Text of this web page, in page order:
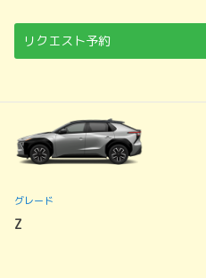
リクエスト予約
グレード
Z